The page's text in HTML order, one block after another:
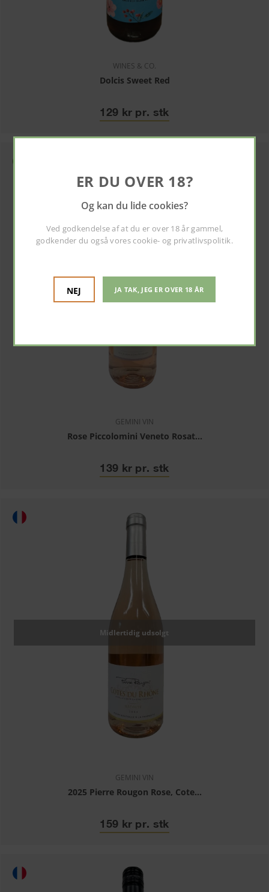
WINES & CO.
Dolcis Sweet Red
129 kr pr. stk
GEMINI VIN
Rose Piccolomini Veneto Rosat...
139 kr pr. stk
Midlertidig udsolgt
GEMINI VIN
2025 Pierre Rougon Rose, Cote...
159 kr pr. stk
ER DU OVER 18?
Og kan du lide cookies?
Ved godkendelse af at du er over 18 år gammel,
godkender du også vorescookie- og privatlivspolitik.
NEJ JA TAK, JEG ER OVER 18 ÅR